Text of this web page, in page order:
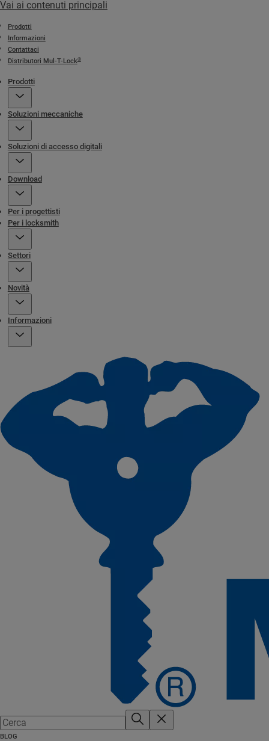
Vai ai contenuti principali
Prodotti
Informazioni
Contattaci
Distributori Mul-T-Lock®
Prodotti
Soluzioni meccaniche
Soluzioni di accesso digitali
Download
Per i progettisti
Per i locksmith
Settori
Novità
Informazioni
BLOG